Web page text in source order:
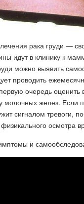
рака груди —
идут в клинику к
можно выявить
проводить
очередь
желез. Если
сигналом тревоги,
осмотра
и